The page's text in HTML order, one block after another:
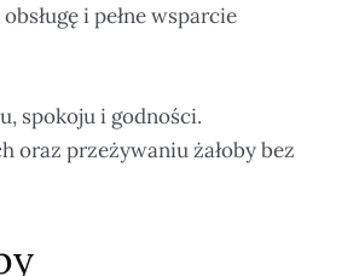
i pełne wsparcie
spokoju i godności.
oraz przeżywaniu żałoby bez